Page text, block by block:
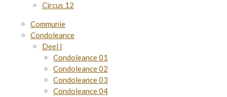
Circus 12
Communie
Condoleance
Deel I
Condoleance 01
Condoleance 02
Condoleance 03
Condoleance 04